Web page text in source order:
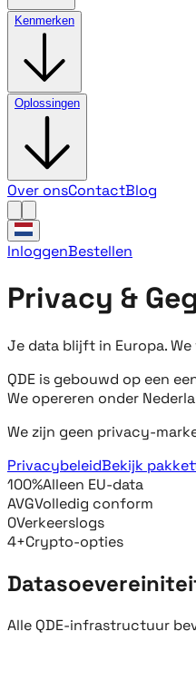
Kenmerken
Oplossingen
Over onsContactBlog
InloggenBestellen
Privacy &
Je data blijft in Europa.
QDE is gebouwd op een
We opereren onder
We zijn geen privacy-
PrivacybeleidBekijk
100%Alleen EU-data
AVGVolledig conform
0Verkeerslogs
4+Crypto-opties
Alle QDE-infrastructuur